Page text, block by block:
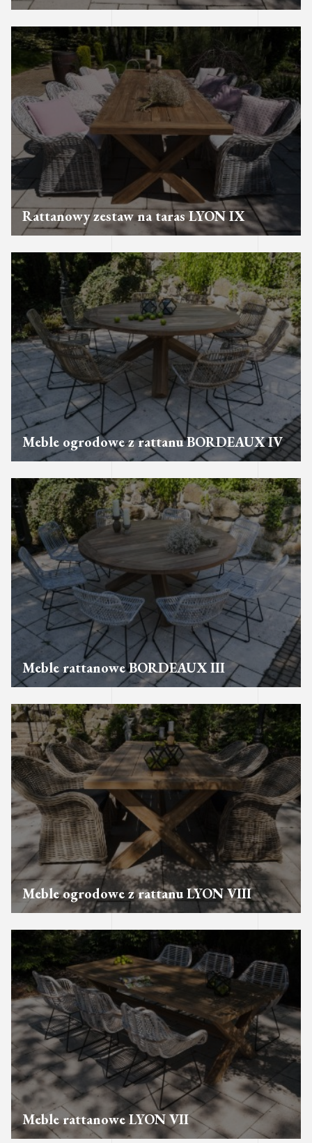
Rattanowy zestaw na taras LYON IX
Meble ogrodowe z rattanu BORDEAUX IV
Meble rattanowe BORDEAUX III
Meble ogrodowe z rattanu LYON VIII
Meble rattanowe LYON VII